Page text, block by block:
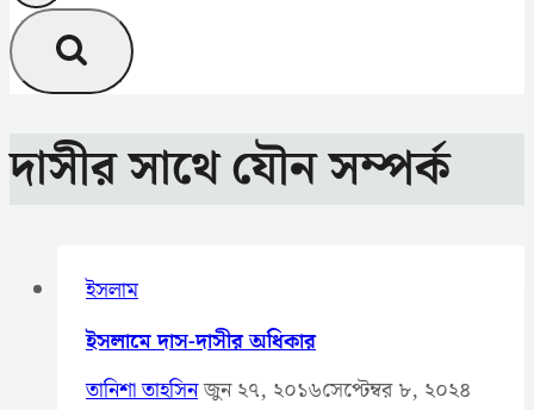
দাসীর সাথে যৌন সম্পর্ক
ইসলাম
ইসলামে দাস-দাসীর অধিকার
তানিশা তাহসিনজুন ২৭, ২০১৬সেপ্টেম্বর ৮, ২০২৪